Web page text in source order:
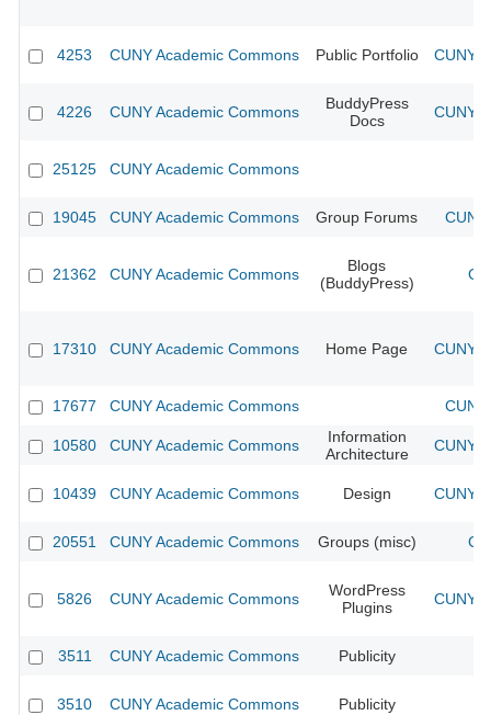
4253 CUNY Academic Commons Public Portfolio CUNY
4226 CUNY Academic Commons
BuddyPress
Docs
CUNY
25125 CUNY Academic Commons
19045 CUNY Academic Commons Group Forums
21362 CUNY Academic Commons
Blogs
(BuddyPress)
17310 CUNY Academic Commons Home Page CUNY
17677 CUNY Academic Commons
10580 CUNY Academic Commons
Information
Architecture
CUNY
10439 CUNY Academic Commons Design CUNY
20551 CUNY Academic Commons Groups (misc)
5826 CUNY Academic Commons
WordPress
Plugins
CUNY
3511 CUNY Academic Commons Publicity
3510 CUNY Academic Commons Publicity